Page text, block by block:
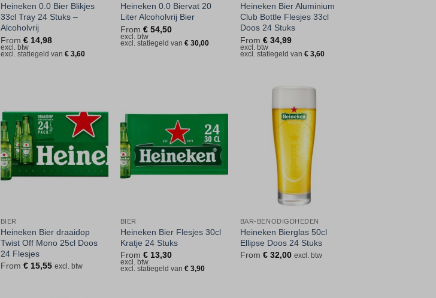
Heineken 0.0 Bier Blikjes
33cl Tray 24 Stuks –
Alcoholvrij
From €14,98
excl. btw
excl. statiegeld van €3,60
Heineken 0.0 Biervat 20
Liter Alcoholvrij Bier
From €54,50
excl. btw
excl. statiegeld van €30,00
Heineken Bier Aluminium
Club Bottle Flesjes 33cl
Doos 24 Stuks
From €34,99
excl. btw
excl. statiegeld van €3,60
Toevoegen
aan
verlanglijst
BIER
Heineken Bier draaidop
Twist Off Mono 25cl Doos
24 Flesjes
From €15,55 excl. btw
Toevoegen
aan
verlanglijst
BIER
Heineken Bier Flesjes 30cl
Kratje 24 Stuks
From €13,30
excl. btw
excl. statiegeld van €3,90
Toevoegen
aan
verlanglijst
BAR-BENODIGDHEDEN
Heineken Bierglas 50cl
Ellipse Doos 24 Stuks
From €32,00 excl. btw